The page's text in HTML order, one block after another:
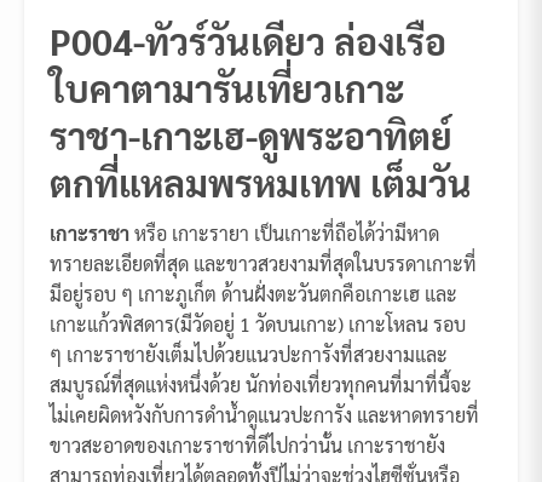
P004-ทัวร์วันเดียว ล่องเรือ
ใบคาตามารันเที่ยวเกาะ
ราชา-เกาะเฮ-ดูพระอาทิตย์
ตกที่แหลมพรหมเทพ เต็มวัน
เกาะราชาหรือ เกาะรายา เป็นเกาะที่ถือได้ว่ามีหาด
ทรายละเอียดที่สุด และขาวสวยงามที่สุดในบรรดาเกาะที่
มีอยู่รอบ ๆ เกาะภูเก็ต ด้านฝั่งตะวันตกคือเกาะเฮ และ
เกาะแก้วพิสดาร(มีวัดอยู่ 1 วัดบนเกาะ) เกาะโหลน รอบ
ๆ เกาะราชายังเต็มไปด้วยแนวปะการังที่สวยงามและ
สมบูรณ์ที่สุดแห่งหนึ่งด้วย นักท่องเที่ยวทุกคนที่มาที่นี้จะ
ไม่เคยผิดหวังกับการดำน้ำดูแนวปะการัง และหาดทรายที่
ขาวสะอาดของเกาะราชาที่ดีไปกว่านั้น เกาะราชายัง
สามารถท่องเที่ยวได้ตลอดทั้งปีไม่ว่าจะช่วงไฮซีซั่นหรือ